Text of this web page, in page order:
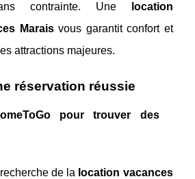
contrainte. Une
location
Maraisvous garantit confort et
attractions majeures.
réservation réussie
pour trouver des
de la location vacances